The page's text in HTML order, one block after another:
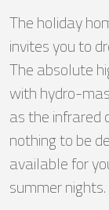
The holiday
invites you to
The absolute
with hydro-
as the infrared
nothing to be
available for
summer nights.